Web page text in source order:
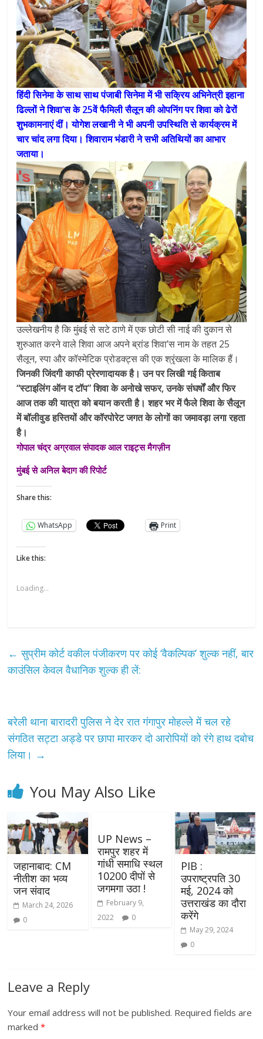
हिंदी सिनेमा के साथ साथ पंजाबी सिनेमा में भी सक्रिय अभिनेत्री इहाना
ढिल्लों ने शिवा’स के 25वें फैमिली सैलून की ओपनिंग पर शिवा को ढेरों
शुभकामनाएं दीं। योगेश लखानी ने भी अपनी उपस्थिति से कार्यक्रम में
चार चांद लगा दिया। शिवाराम भंडारी ने सभी अतिथियों का आभार
जताया।
उल्लेखनीय है कि मुंबई से सटे ठाणे में एक छोटी सी नाई की दुकान से
शुरुआत करने वाले शिवा आज अपने ब्रांड शिवा’स नाम के तहत 25
सैलून, स्पा और कॉस्मेटिक प्रोडक्ट्स की एक श्रृंखला के मालिक हैं।
जिनकी जिंदगी काफी प्रेरणादायक है। उन पर लिखी गई किताब
“स्टाइलिंग ऑन द टॉप” शिवा के अनोखे सफर, उनके संघर्षों और फिर
आज तक की यात्रा को बयान करती है। शहर भर में फैले शिवा के सैलून
में बॉलीवुड हस्तियों और कॉरपोरेट जगत के लोगों का जमावड़ा लगा रहता
है।
गोपाल चंद्र अग्रवाल संपादक आल राइट्स मैगज़ीन
मुंबई से अनिल बेदाग की रिपोर्ट
Share this:
WhatsApp Print
Like this:
Loading...
← सुप्रीम कोर्ट वकील पंजीकरण पर कोई ‘वैकल्पिक’ शुल्क नहीं, बार
काउंसिल केवल वैधानिक शुल्क ही लें:
बरेली थाना बारादरी पुलिस ने देर रात गंगापुर मोहल्ले में चल रहे
संगठित सट्टा अड्डे पर छापा मारकर दो आरोपियों को रंगे हाथ दबोच
लिया। →
You May Also Like
जहानाबाद: CM
नीतीश का भव्य
जन संवाद
March 24, 2026
0
UP News –
रामपुर शहर में
गांधी समाधि स्थल
10200 दीपों से
जगमगा उठा !
February 9,
2022
0
PIB :
उपराष्ट्रपति 30
मई, 2024 को
उत्तराखंड का दौरा
करेंगे
May 29, 2024
0
Leave a Reply
Your email address will not be published. Required fields are
marked*